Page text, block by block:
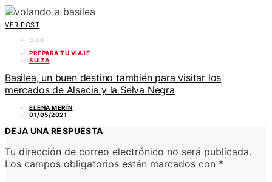
VER POST
5.3K
PREPARA TU VIAJE
SUIZA
Basilea, un buen destino también para visitar los
mercados de Alsacia y la Selva Negra
ELENA MERÍN
01/05/2021
DEJA UNA RESPUESTA
Tu dirección de correo electrónico no será publicada.
Los campos obligatorios están marcados con *